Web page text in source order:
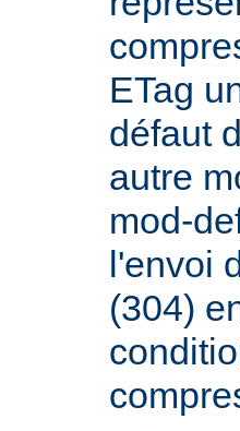
ETag
défaut
autre
mod-
l'envoi
(304)